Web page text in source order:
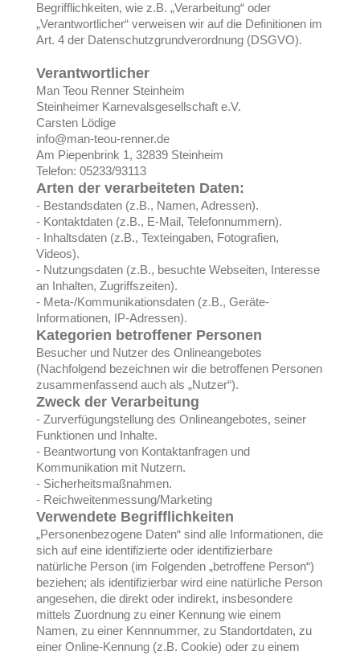
Begrifflichkeiten, wie z.B. „Verarbeitung“ oder
„Verantwortlicher“ verweisen wir auf die Definitionen im
Art. 4 der Datenschutzgrundverordnung (DSGVO).
Verantwortlicher
Man Teou Renner Steinheim
Steinheimer Karnevalsgesellschaft e.V.
Carsten Lödige
info@man-teou-renner.de
Am Piepenbrink 1, 32839 Steinheim
Telefon: 05233/93113
Arten der verarbeiteten Daten:
- Bestandsdaten (z.B., Namen, Adressen).
- Kontaktdaten (z.B., E-Mail, Telefonnummern).
- Inhaltsdaten (z.B., Texteingaben, Fotografien,
Videos).
- Nutzungsdaten (z.B., besuchte Webseiten, Interesse
an Inhalten, Zugriffszeiten).
- Meta-/Kommunikationsdaten (z.B., Geräte-
Informationen, IP-Adressen).
Kategorien betroffener Personen
Besucher und Nutzer des Onlineangebotes
(Nachfolgend bezeichnen wir die betroffenen Personen
zusammenfassend auch als „Nutzer“).
Zweck der Verarbeitung
- Zurverfügungstellung des Onlineangebotes, seiner
Funktionen und Inhalte.
- Beantwortung von Kontaktanfragen und
Kommunikation mit Nutzern.
- Sicherheitsmaßnahmen.
- Reichweitenmessung/Marketing
Verwendete Begrifflichkeiten
„Personenbezogene Daten“ sind alle Informationen, die
sich auf eine identifizierte oder identifizierbare
natürliche Person (im Folgenden „betroffene Person“)
beziehen; als identifizierbar wird eine natürliche Person
angesehen, die direkt oder indirekt, insbesondere
mittels Zuordnung zu einer Kennung wie einem
Namen, zu einer Kennnummer, zu Standortdaten, zu
einer Online-Kennung (z.B. Cookie) oder zu einem